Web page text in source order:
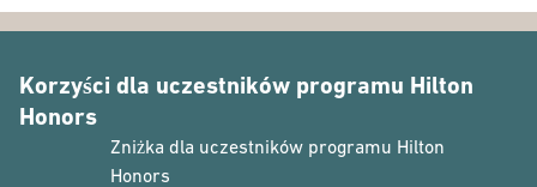
Korzyści dla uczestników programu Hilton
Honors
Zniżka dla uczestników programu Hilton
Honors